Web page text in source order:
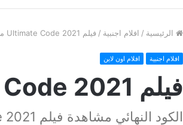
الرئيسية / افلام اجنبية / فيلم Ultimate Code 2021 مترجم
افلام اجنبية افلام اون لاين
فيلم Ultimate Code 2021 مترجم
الكود النهائي مشاهدة فيلم The Final Code 2021 مترجم